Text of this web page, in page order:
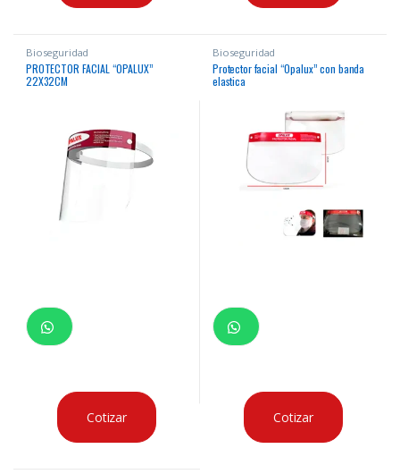
Bioseguridad
PROTECTOR FACIAL “OPALUX”
22X32CM
Cotizar
Bioseguridad
Protector facial “Opalux” con banda
elastica
Cotizar